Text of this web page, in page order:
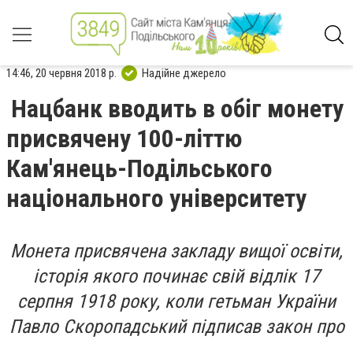
14:46, 20 червня 2018 р. Надійне джерело
Нацбанк вводить в обіг монету
присвячену 100-літтю
Кам'янець-Подільського
національного університету
Монета присвячена закладу вищої освіти,
історія якого починає свій відлік 17
серпня 1918 року, коли гетьман України
Павло Скоропадський підписав закон про